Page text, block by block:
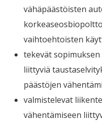
vähäpäästöisten
vaihtoehtoisten
tekevät
liittyviä
päästöjen
valmistelevat
vähentämiseen